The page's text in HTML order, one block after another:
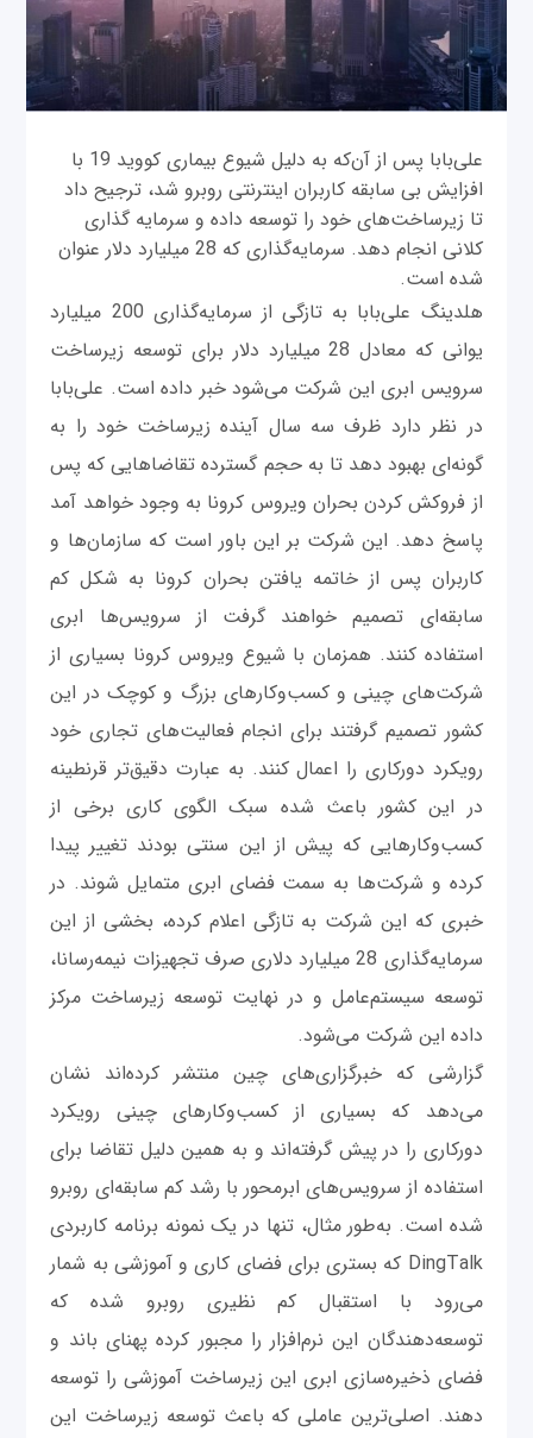
علی‌بابا پس از آن‌که به دلیل شیوع بیماری کووید 19 با
افزایش بی سابقه کاربران اینترنتی روبرو شد، ترجیح داد
تا زیرساخت‌های خود را توسعه داده و سرمایه گذاری
کلانی انجام دهد. سرمایه‌گذاری که 28 میلیارد دلار عنوان
شده است.
هلدینگ علی‌بابا به تازگی از سرمایه‌گذاری 200 میلیارد
یوانی که معادل 28 میلیارد دلار برای توسعه زیرساخت
سرویس ابری این شرکت می‌شود خبر داده است. علی‌بابا
در نظر دارد ظرف سه سال آینده زیرساخت خود را به
گونه‌ای بهبود دهد تا به حجم گسترده تقاضاهایی که پس
از فروکش کردن بحران ویروس کرونا به وجود خواهد آمد
پاسخ دهد. این شرکت بر این باور است که سازما‌ن‌ها و
کاربران پس از خاتمه یافتن بحران کرونا به شکل کم
سابقه‌ای تصمیم خواهند گرفت از سرویس‌ها ابری
استفاده کنند. همزمان با شیوع ویروس کرونا بسیاری از
شرکت‌های چینی و کسب‌وکارهای بزرگ و کوچک در این
کشور تصمیم گرفتند برای انجام فعالیت‌های تجاری خود
رویکرد دورکاری را اعمال کنند. به عبارت دقیق‌تر قرنطینه
در این کشور باعث شده سبک الگوی کاری برخی از
کسب‌وکارهایی که پیش از این سنتی بودند تغییر پیدا
کرده و شرکت‌ها به سمت فضای ابری متمایل شوند. در
خبری که این شرکت به تازگی اعلام کرده، بخشی از این
سرمایه‌گذاری 28 میلیارد دلاری صرف تجهیزات نیمه‌رسانا،
توسعه سیستم‌عامل و در نهایت توسعه زیرساخت مرکز
داده این شرکت می‌شود.
گزارشی که خبرگزاری‌های چین منتشر کرده‌اند نشان
می‌دهد که بسیاری از کسب‌وکارهای چینی رویکرد
دورکاری را در پیش گرفته‌اند و به همین دلیل تقاضا برای
استفاده از سرویس‌های ابرمحور با رشد کم سابقه‌ای روبرو
شده است. به‌طور مثال، تنها در یک نمونه برنامه کاربردی
DingTalk که بستری برای فضای کاری و آموزشی به شمار
می‌رود با استقبال کم نظیری روبرو شده که
توسعه‌دهندگان این نرم‌افزار را مجبور کرده پهنای باند و
فضای ذخیره‌سازی ابری این زیرساخت آموزشی را توسعه
دهند. اصلی‌ترین عاملی که باعث توسعه زیرساخت این